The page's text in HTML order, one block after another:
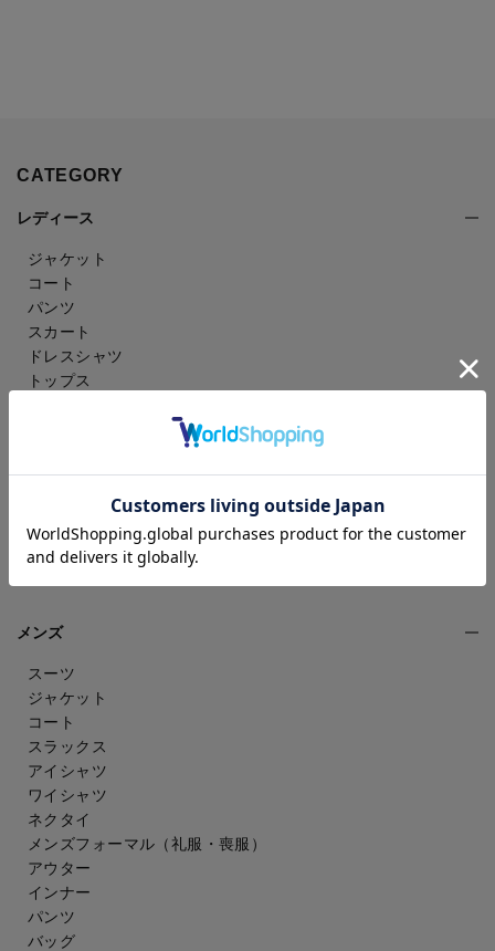
CATEGORY
レディース
ジャケット
コート
パンツ
スカート
ドレスシャツ
トップス
フォーマル（喪服・礼服）
シューズ
雑貨・アクセサリー
アンダーウェア
その他
メンズ
スーツ
ジャケット
コート
スラックス
アイシャツ
ワイシャツ
ネクタイ
メンズフォーマル （礼服・喪服）
アウター
インナー
パンツ
バッグ